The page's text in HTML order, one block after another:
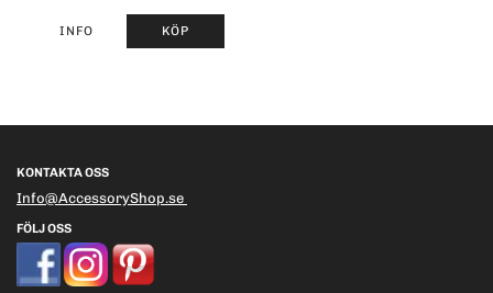
INFO KÖP
KONTAKTA OSS
Info@AccessoryShop.se
FÖLJ OSS